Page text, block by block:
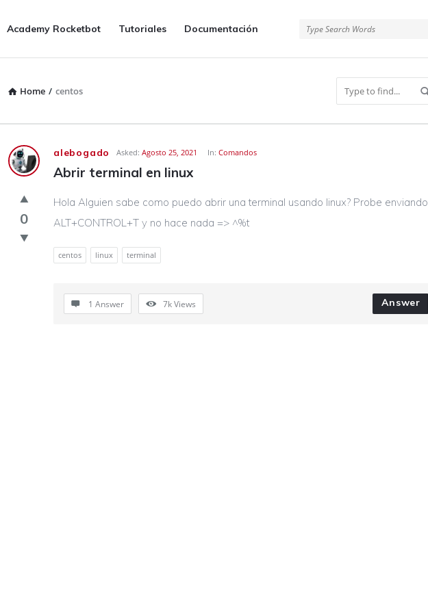
Forum
Navigation
Academy Rocketbot Tutoriales Documentación
Home / centos
Rocketbot
Forum
Latest
Questions
alebogado Asked: Agosto 25, 2021 In:Comandos
Abrir terminal en linux
0
Hola Alguien sabe como puedo abrir una terminal usando linux? Probe enviando
ALT+CONTROL+T y no hace nada => ^%t
centos linux terminal
1 Answer 7kViews Answer